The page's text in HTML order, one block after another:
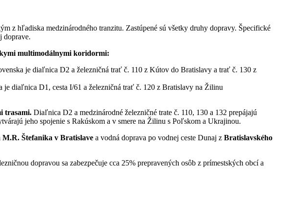
z hľadiska medzinárodného tranzitu. Zastúpené sú všetky druhy dopravy. Špecifické
doprave.
multimodálnymi koridormi:
je diaľnica D2 a železničná trať č. 110 z Kútov do Bratislavy a trať č. 130 z
diaľnica D1, cesta I/61 a železničná trať č. 120 z Bratislavy na Žilinu
trasami. Diaľnica D2 a medzinárodné železničné trate č. 110, 130 a 132 prepájajú
jeho spojenie s Rakúskom a v smere na Žilinu s Poľskom a Ukrajinou.
M.R. Štefanika v Bratislave a vodná doprava po vodnej ceste Dunaj z Bratislavského
dopravou sa zabezpečuje cca 25% prepravených osôb z prímestských obcí a